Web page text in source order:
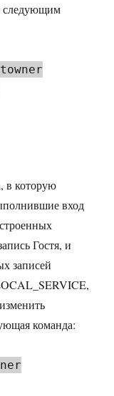
следующим
в которую
вход
Гостя, и
записей
команда: